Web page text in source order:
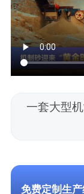
一套大型
免费定制生